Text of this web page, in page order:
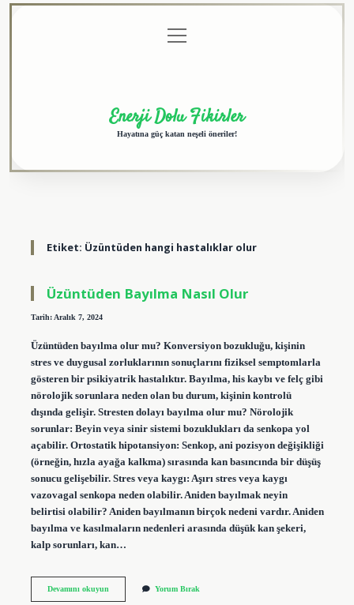
menüyü
aç
Enerji Dolu Fikirler
Hayatına güç katan neşeli öneriler!
Etiket: Üzüntüden hangi hastalıklar olur
Üzüntüden Bayılma Nasıl Olur
Tarih: Aralık 7, 2024
Üzüntüden bayılma olur mu? Konversiyon bozukluğu, kişinin
stres ve duygusal zorluklarının sonuçlarını fiziksel semptomlarla
gösteren bir psikiyatrik hastalıktır. Bayılma, his kaybı ve felç gibi
nörolojik sorunlara neden olan bu durum, kişinin kontrolü
dışında gelişir. Stresten dolayı bayılma olur mu? Nörolojik
sorunlar: Beyin veya sinir sistemi bozuklukları da senkopa yol
açabilir. Ortostatik hipotansiyon: Senkop, ani pozisyon değişikliği
(örneğin, hızla ayağa kalkma) sırasında kan basıncında bir düşüş
sonucu gelişebilir. Stres veya kaygı: Aşırı stres veya kaygı
vazovagal senkopa neden olabilir. Aniden bayılmak neyin
belirtisi olabilir? Aniden bayılmanın birçok nedeni vardır. Aniden
bayılma ve kasılmaların nedenleri arasında düşük kan şekeri,
kalp sorunları, kan…
Devamını okuyunÜzüntüden
Yorum Bırak